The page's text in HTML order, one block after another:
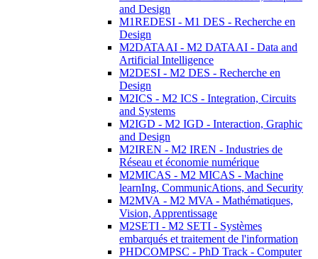
and Design
M1REDESI - M1 DES - Recherche en
Design
M2DATAAI - M2 DATAAI - Data and
Artificial Intelligence
M2DESI - M2 DES - Recherche en
Design
M2ICS - M2 ICS - Integration, Circuits
and Systems
M2IGD - M2 IGD - Interaction, Graphic
and Design
M2IREN - M2 IREN - Industries de
Réseau et économie numérique
M2MICAS - M2 MICAS - Machine
learnIng, CommunicAtions, and Security
M2MVA - M2 MVA - Mathématiques,
Vision, Apprentissage
M2SETI - M2 SETI - Systèmes
embarqués et traitement de l'information
PHDCOMPSC - PhD Track - Computer